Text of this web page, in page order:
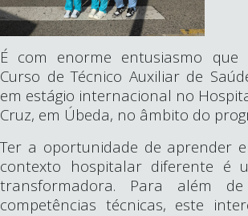
É com enorme entusiasmo
Curso de Técnico Auxiliar de
em estágio internacional no
Cruz, em Úbeda, no âmbito do
Ter a oportunidade de aprender
contexto hospitalar diferente é
transformadora. Para além
competências técnicas, este